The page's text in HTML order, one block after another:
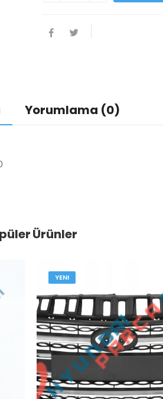
Yorumlama (0)
Ürünler
YENI